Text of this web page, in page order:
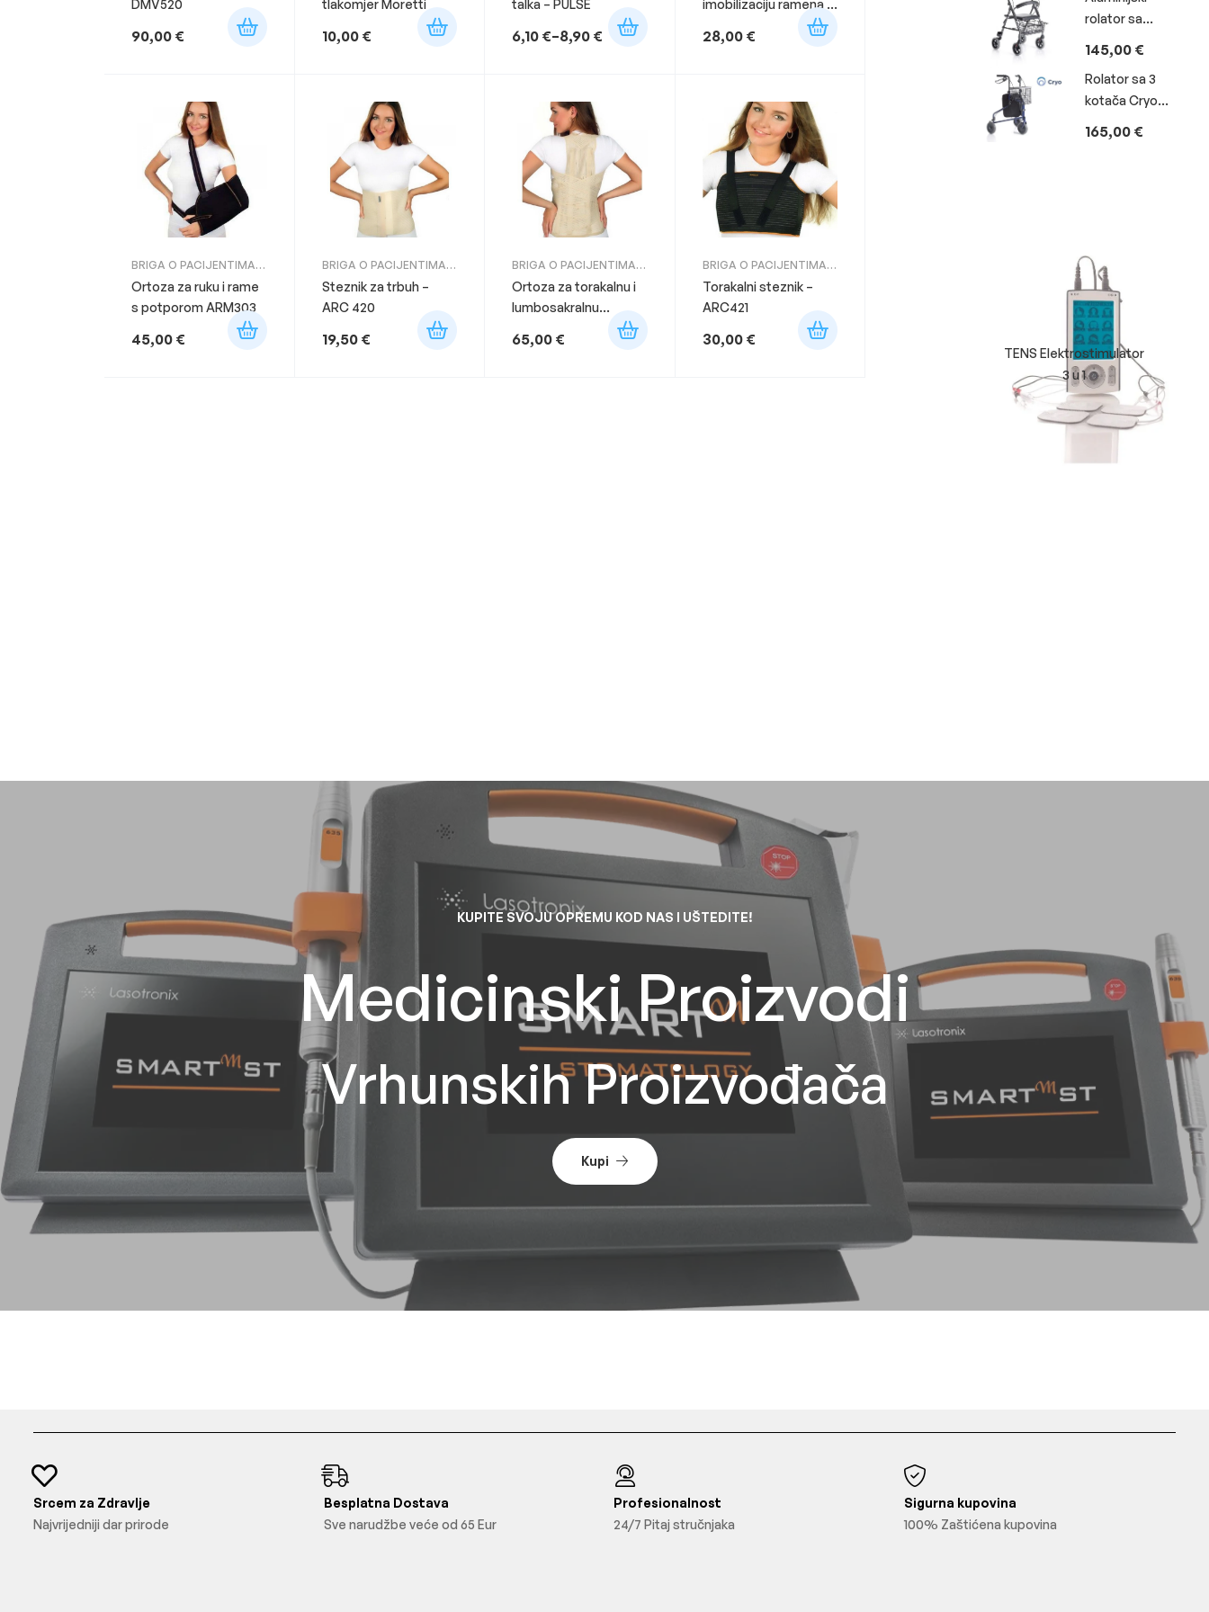
DMV520
90,00 €
tlakomjer Moretti
10,00 €
POTROŠNI MATERIJAL
talka – PULSE
6,10 €–8,90 €
imobilizaciju ramena i
28,00 €
BRIGA O PACIJENTIMA,
ZA RUKU
Ortoza za ruku i rame
s potporom ARM303
45,00 €
BRIGA O PACIJENTIMA,
Steznik za trbuh –
ARC 420
19,50 €
BRIGA O PACIJENTIMA,
Ortoza za torakalnu i
lumbosakralnu
kralježnicu ARC 330K
– Dorzolumbalni
65,00 €
BRIGA O PACIJENTIMA,
Torakalni steznik –
ARC421
30,00 €
rolator sa
košarom i 4
kotača RP520
145,00 €
Rolator sa 3
kotača Cryo
RP685
165,00 €
TENS Elektrostimulator
3 u 1
KUPITE SVOJU OPREMU KOD NAS I UŠTEDITE!
Medicinski Proizvodi
Vrhunskih Proizvođača
Kupi
Srcem za Zdravlje
Najvrijedniji dar prirode
Besplatna Dostava
Sve narudžbe veće od 65 Eur
Profesionalnost
24/7 Pitaj stručnjaka
Sigurna kupovina
100% Zaštićena kupovina